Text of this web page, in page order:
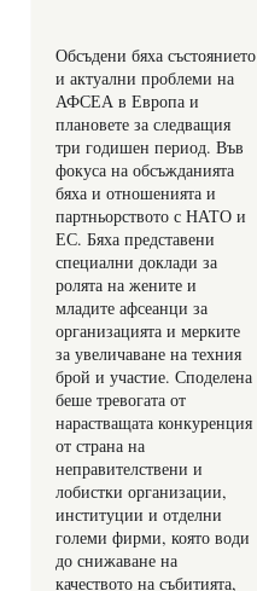
Обсъдени бяха състоянието
и актуални проблеми на
АФСЕА в Европа и
плановете за следващия
три годишен период. Във
фокуса на обсъжданията
бяха и отношенията и
партньорството с НАТО и
ЕС. Бяха представени
специални доклади за
ролята на жените и
младите афсеанци за
организацията и мерките
за увеличаване на техния
брой и участие. Споделена
беше тревогата от
нарастващата конкуренция
от страна на
неправителствени и
лобистки организации,
институции и отделни
големи фирми, която води
до снижаване на
качеството на събитията,